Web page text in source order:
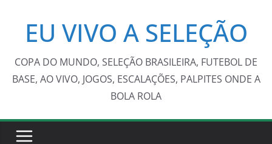
conteúdo
EU VIVO A SELEÇÃO
COPA DO MUNDO, SELEÇÃO BRASILEIRA, FUTEBOL DE
BASE, AO VIVO, JOGOS, ESCALAÇÕES, PALPITES ONDE A
BOLA ROLA